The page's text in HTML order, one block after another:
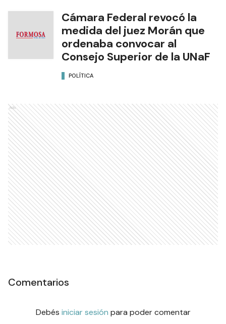
Cámara Federal revocó la
medida del juez Morán que
ordenaba convocar al
Consejo Superior de la UNaF
POLÍTICA
Ads
Comentarios
Debés iniciar sesión para poder comentar